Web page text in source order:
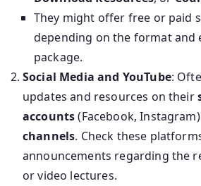
They might offer free or paid
depending on the format and
package.
Social Media and YouTube:
updates and resources on their
accounts(Facebook,
channels. Check these
announcements regarding the
or video lectures.